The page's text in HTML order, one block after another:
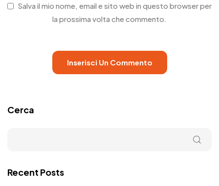
Salva il mio nome, email e sito web in questo browser per
la prossima volta che commento.
Cerca
Recent Posts